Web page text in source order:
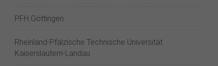
PFH Göttingen
Rheinland-Pfälzische Technische Universität
Kaiserslautern-Landau